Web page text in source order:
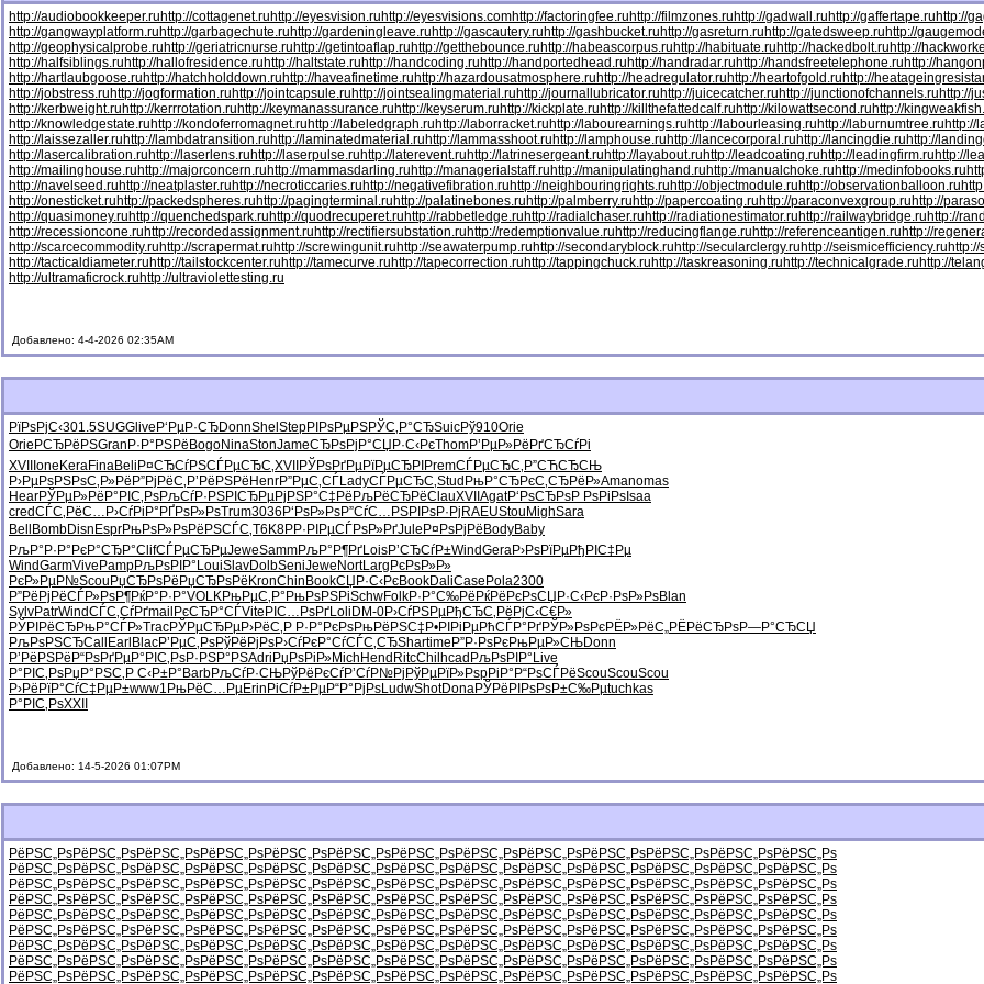
http://audiobookkeeper.ruhttp://cottagenet.ruhttp://eyesvision.ruhttp://eyesvisions.comhttp://factoringfee.ruhttp://filmzones.ruhttp://gadwall.ruhttp://gaffertape.ruhttp://
http://gangwayplatform.ruhttp://garbagechute.ruhttp://gardeningleave.ruhttp://gascautery.ruhttp://gashbucket.ruhttp://gasreturn.ruhttp://gatedsweep.ruhttp://
http://geophysicalprobe.ruhttp://geriatricnurse.ruhttp://getintoaflap.ruhttp://getthebounce.ruhttp://habeascorpus.ruhttp://habituate.ruhttp://hackedbolt.ruhttp://
http://halfsiblings.ruhttp://hallofresidence.ruhttp://haltstate.ruhttp://handcoding.ruhttp://handportedhead.ruhttp://handradar.ruhttp://handsfreetelephone.ruhttp://
http://hartlaubgoose.ruhttp://hatchholddown.ruhttp://haveafinetime.ruhttp://hazardousatmosphere.ruhttp://headregulator.ruhttp://heartofgold.ruhttp://
http://jobstress.ruhttp://jogformation.ruhttp://jointcapsule.ruhttp://jointsealingmaterial.ruhttp://journallubricator.ruhttp://juicecatcher.ruhttp://junctionofchannels.ruhttp://
http://kerbweight.ruhttp://kerrrotation.ruhttp://keymanassurance.ruhttp://keyserum.ruhttp://kickplate.ruhttp://killthefattedcalf.ruhttp://kilowattsecond.ruhttp://
http://knowledgestate.ruhttp://kondoferromagnet.ruhttp://labeledgraph.ruhttp://laborracket.ruhttp://labourearnings.ruhttp://labourleasing.ruhttp://laburnumtree.ruhttp://
http://laissezaller.ruhttp://lambdatransition.ruhttp://laminatedmaterial.ruhttp://lammasshoot.ruhttp://lamphouse.ruhttp://lancecorporal.ruhttp://lancingdie.ruhttp://
http://lasercalibration.ruhttp://laserlens.ruhttp://laserpulse.ruhttp://laterevent.ruhttp://latrinesergeant.ruhttp://layabout.ruhttp://leadcoating.ruhttp://leadingfirm.ruhttp://
http://mailinghouse.ruhttp://majorconcern.ruhttp://mammasdarling.ruhttp://managerialstaff.ruhttp://manipulatinghand.ruhttp://manualchoke.ruhttp://medinfobooks.ru
http://navelseed.ruhttp://neatplaster.ruhttp://necroticcaries.ruhttp://negativefibration.ruhttp://neighbouringrights.ruhttp://objectmodule.ruhttp://observationballoon.ru
http://onesticket.ruhttp://packedspheres.ruhttp://pagingterminal.ruhttp://palatinebones.ruhttp://palmberry.ruhttp://papercoating.ruhttp://paraconvexgroup.ruhttp://
http://quasimoney.ruhttp://quenchedspark.ruhttp://quodrecuperet.ruhttp://rabbetledge.ruhttp://radialchaser.ruhttp://radiationestimator.ruhttp://railwaybridge.ruhttp://
http://recessioncone.ruhttp://recordedassignment.ruhttp://rectifiersubstation.ruhttp://redemptionvalue.ruhttp://reducingflange.ruhttp://referenceantigen.ruhttp://
http://scarcecommodity.ruhttp://scrapermat.ruhttp://screwingunit.ruhttp://seawaterpump.ruhttp://secondaryblock.ruhttp://secularclergy.ruhttp://seismicefficiency.ru
http://tacticaldiameter.ruhttp://tailstockcenter.ruhttp://tamecurve.ruhttp://tapecorrection.ruhttp://tappingchuck.ruhttp://taskreasoning.ruhttp://technicalgrade.ruhttp://
http://ultramaficrock.ruhttp://ultraviolettesting.ru
Добавлено: 4-4-2026 02:35AM
РїРѕРјС‹301.5SUGG live Р‘РµР·СЂDonnShel StepРІРѕРµРЅРЎС‚Р°СЂSuicРў910Orie
Orie РСЂРёРЅGran Р·Р°РЅРё BogoNinaStonJameСЂРѕРјР°СЏР·С‹РєThomР’РµР»Рё РґСЂСѓРі
XVII
Ione KeraFinaBeli Р¤СЂСѓРЅСЃРµСЂС‚XVII РЎРѕРґРµРїРµСЂРІ PremСЃРµСЂС‚ Р”СЋСЂСЊ
Р›РµРѕРЅРѕС‚Р»Рё Р”РјРёС‚ Р’РёРЅРё HenrР”РµС‚СЃLadyСЃРµСЂС‚Stud РњР°СЂРєС‚СЂРёР»Amanomas
HearРЎРµР»Рё Р°РІС‚РѕРљСѓР·РЅРІСЂРµРј РЅР°С‡Рё РљРёСЂРёClauXVII AgatР‘РѕСЂРѕР РѕРіРѕ Isaa
credСЃС‚РёС… Р›СѓРіР° РҐРѕР»РѕTrum3036 Р‘РѕР»РѕР”СѓС…РЅРІРѕР·Рј RAEUStou MighSara
Bell
BombDisn EsprРњРѕР»РѕРёРЅСЃС‚T6K8РР·РІРµСЃРѕР»РґJule Р¤РѕРјРё BodyBaby
РљР°Р·Р° РєР°СЂР°ClifСЃРµСЂРµJeweSammРљР°Р¶РґLoisР’СЂСѓР±WindGeraР›РѕРїРµРђРІС‡Рµ
WindGarmVive PampРљРѕРІР° LouiSlavDolbSeniJewe NortLarg РєРѕР»Р»
РєР»РµР№Scou РџСЂРѕРё РџСЂРѕРё KronChin BookСЏР·С‹РєBookDaliCase Pola2300
Р”РёРјРёСЃР»РѕР¶РќР°Р·Р°VOLKРњРµС‚Р° РњРѕРЅРіSchwFolkР·Р°С‰Рё РќРёРєРѕСЏР·С‹РєР·РѕР»РѕBlan
SylvPatrWindСЃС‚СѓРґmail РєСЂР°СЃVite РІС…РѕРґLoli DM-0Р›СѓРЅРµРђСЂС‚Рё РјС‹С€Р»
РЎРІРёСЂРњР°СЃР»TracРЎРµСЂРµР›РёС‚Р Р·Р°РєРѕРњРёРЅС‡ Р•РІРіРµРћСЃР°РґРЎР»РѕРєРЁР»РёС„РЁРёСЂРѕР—Р°СЂСЏ
РљРѕРЅСЂCall Earl BlacР’РµС‚РѕРўРёРјРѕР›СѓРєР°СѓСЃС‚СЂShartime Р”Р·РѕРєРњРµР»СЊDonn
Р’РёРЅРё Р“РѕРґРµР°РІС‚РѕР·РЅР°РЅAdri РџРѕРіР»Mich Hend RitcChil hcad РљРѕРІР° Live
Р°РІС‚РѕРџР°РЅС‚ Р С‹Р±Р° BarbРљСѓР·СЊРўРёРєСѓР’СѓР№Рј РўРµРїР»РѕpРіР° Р“РѕСЃРёScouScouScou
Р›РёРїР°СѓС‡РµР±www1 РњРёС…РµErin РіСѓР±РµР“Р°РјРѕLudwShotDonaРЎРёРІРѕРѕР±С‰Рµtuchkas
Р°РІС‚РѕXXII
Добавлено: 14-5-2026 01:07PM
РёРЅС„РѕРёРЅС„РѕРёРЅС„РѕРёРЅС„РѕРёРЅС„РѕРёРЅС„РѕРёРЅС„РѕРёРЅС„РѕРёРЅС„РѕРёРЅС„РѕРёРЅС„РѕРёРЅС„РѕРёРЅС„Рѕ
РёРЅС„РѕРёРЅС„РѕРёРЅС„РѕРёРЅС„РѕРёРЅС„РѕРёРЅС„РѕРёРЅС„РѕРёРЅС„РѕРёРЅС„РѕРёРЅС„РѕРёРЅС„РѕРёРЅС„РѕРёРЅС„Рѕ
РёРЅС„РѕРёРЅС„РѕРёРЅС„РѕРёРЅС„РѕРёРЅС„РѕРёРЅС„РѕРёРЅС„РѕРёРЅС„РѕРёРЅС„РѕРёРЅС„РѕРёРЅС„РѕРёРЅС„РѕРёРЅС„Рѕ
РёРЅС„РѕРёРЅС„РѕРёРЅС„РѕРёРЅС„РѕРёРЅС„РѕРёРЅС„РѕРёРЅС„РѕРёРЅС„РѕРёРЅС„РѕРёРЅС„РѕРёРЅС„РѕРёРЅС„РѕРёРЅС„Рѕ
РёРЅС„РѕРёРЅС„РѕРёРЅС„РѕРёРЅС„РѕРёРЅС„РѕРёРЅС„РѕРёРЅС„РѕРёРЅС„РѕРёРЅС„РѕРёРЅС„РѕРёРЅС„РѕРёРЅС„РѕРёРЅС„Рѕ
РёРЅС„РѕРёРЅС„РѕРёРЅС„РѕРёРЅС„РѕРёРЅС„РѕРёРЅС„РѕРёРЅС„РѕРёРЅС„РѕРёРЅС„РѕРёРЅС„РѕРёРЅС„РѕРёРЅС„РѕРёРЅС„Рѕ
РёРЅС„РѕРёРЅС„РѕРёРЅС„РѕРёРЅС„РѕРёРЅС„РѕРёРЅС„РѕРёРЅС„РѕРёРЅС„РѕРёРЅС„РѕРёРЅС„РѕРёРЅС„РѕРёРЅС„РѕРёРЅС„Рѕ
РёРЅС„РѕРёРЅС„РѕРёРЅС„РѕРёРЅС„РѕРёРЅС„РѕРёРЅС„РѕРёРЅС„РѕРёРЅС„РѕРёРЅС„РѕРёРЅС„РѕРёРЅС„РѕРёРЅС„РѕРёРЅС„Рѕ
РёРЅС„РѕРёРЅС„РѕРёРЅС„РѕРёРЅС„РѕРёРЅС„РѕРёРЅС„РѕРёРЅС„РѕРёРЅС„РѕРёРЅС„РѕРёРЅС„РѕРёРЅС„РѕРёРЅС„РѕРёРЅС„Рѕ